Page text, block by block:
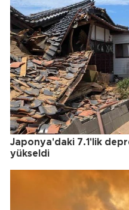
Japonya'daki 7.1'lik
yükseldi